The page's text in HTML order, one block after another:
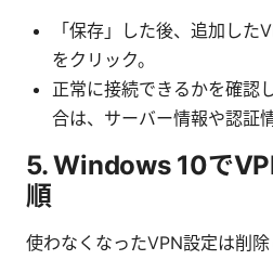
「保存」した後、追加した
をクリック。
正常に接続できるかを確認
合は、サーバー情報や認証
5. Windows 10で
順
使わなくなったVPN設定は削